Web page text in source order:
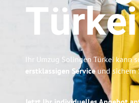
Türkei
Ihr Umzug Solingen Türkei kann
erstklassigen Serviceund sichern